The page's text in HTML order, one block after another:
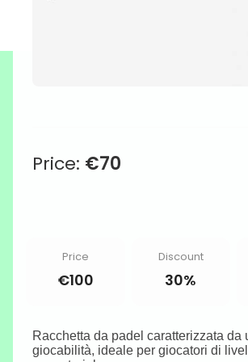
Price: €70
Price
€100
Discount
30%